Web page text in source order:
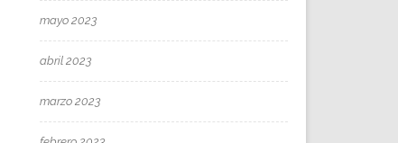
mayo 2023
abril 2023
marzo 2023